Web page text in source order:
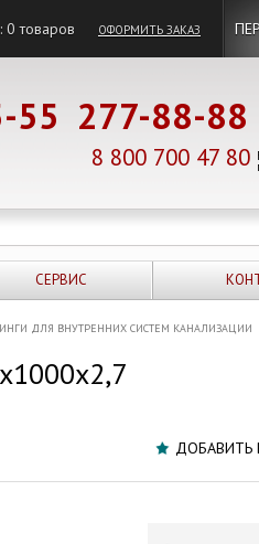
0товаров ОФОРМИТЬ ЗАКАЗ
55 277-88-88
8 800 700 47 80
СЕРВИС
ДЛЯ ВНУТРЕННИХ СИСТЕМ КАНАЛИЗАЦИИ
ДОБАВИТЬ